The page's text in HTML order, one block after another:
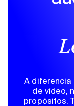
A diferencia
de vídeo,
propósitos.